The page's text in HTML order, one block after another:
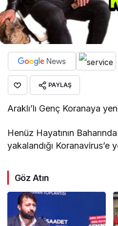
PAYLAŞ
Araklı’lı Genç Koranaya
Henüz Hayatının
yakalandığı Koranavirus’e
Göz Atın